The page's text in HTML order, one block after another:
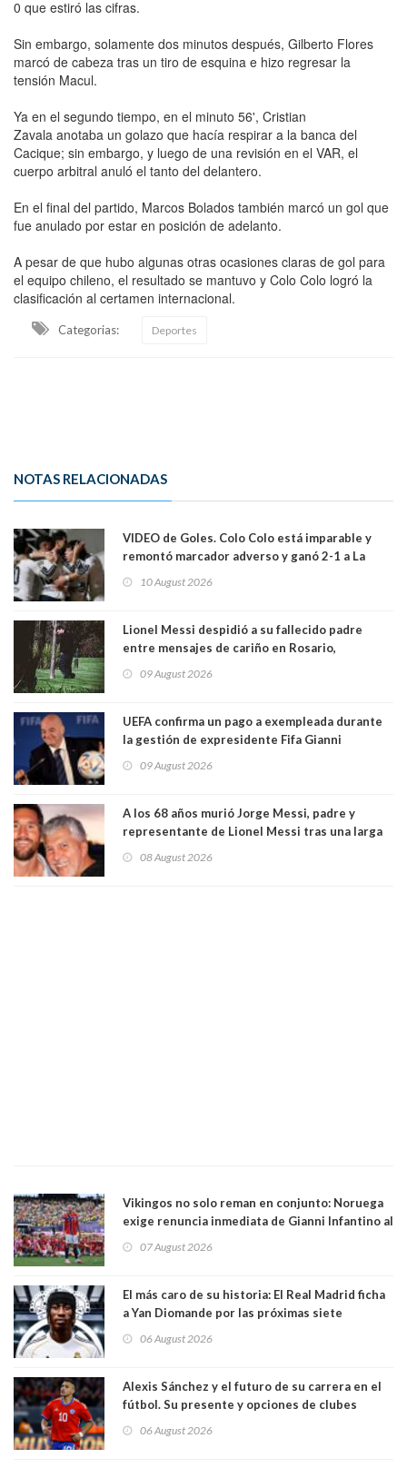
0 que estiró las cifras.
Sin embargo, solamente dos minutos después, Gilberto Flores
marcó de cabeza tras un tiro de esquina e hizo regresar la
tensión Macul.
Ya en el segundo tiempo, en el minuto 56', Cristian
Zavala anotaba un golazo que hacía respirar a la banca del
Cacique; sin embargo, y luego de una revisión en el VAR, el
cuerpo arbitral anuló el tanto del delantero.
En el final del partido, Marcos Bolados también marcó un gol que
fue anulado por estar en posición de adelanto.
A pesar de que hubo algunas otras ocasiones claras de gol para
el equipo chileno, el resultado se mantuvo y Colo Colo logró la
clasificación al certamen internacional.
Categorias: Deportes
NOTAS RELACIONADAS
VIDEO de Goles. Colo Colo está imparable y
remontó marcador adverso y ganó 2-1 a La
10 August 2026
Lionel Messi despidió a su fallecido padre
entre mensajes de cariño en Rosario,
09 August 2026
UEFA confirma un pago a exempleada durante
la gestión de expresidente Fifa Gianni
relación sentimental
09 August 2026
A los 68 años murió Jorge Messi, padre y
representante de Lionel Messi tras una larga
08 August 2026
Vikingos no solo reman en conjunto: Noruega
exige renuncia inmediata de Gianni Infantino al
07 August 2026
El más caro de su historia: El Real Madrid ficha
a Yan Diomande por las próximas siete
06 August 2026
Alexis Sánchez y el futuro de su carrera en el
fútbol. Su presente y opciones de clubes
06 August 2026